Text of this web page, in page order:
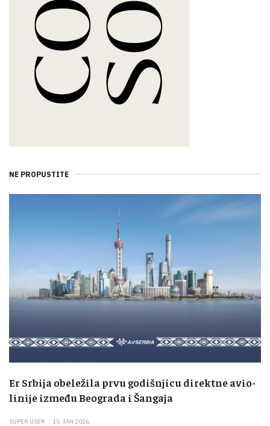
NE PROPUSTITE
Er Srbija obeležila prvu godišnjicu direktne avio-
linije između Beograda i Šangaja
SUPER USER 15. JAN 2026.